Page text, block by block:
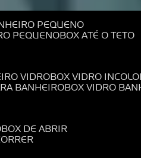
PEQUENO
PEQUENO BOX ATÉ O TETO
VIDRO BOX VIDRO
BANHEIRO BOX VIDRO
BOX DE ABRIR